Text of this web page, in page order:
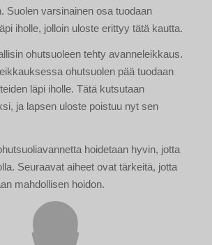
Suolen varsinainen osa tuodaan
iholle, jolloin uloste erittyy tätä kautta.
ohutsuoleen tehty avanneleikkaus.
ohutsuolen pää tuodaan
läpi iholle. Tätä kutsutaan
ja lapsen uloste poistuu nyt sen
hoidetaan hyvin, jotta
Seuraavat aiheet ovat tärkeitä, jotta
mahdollisen hoidon.